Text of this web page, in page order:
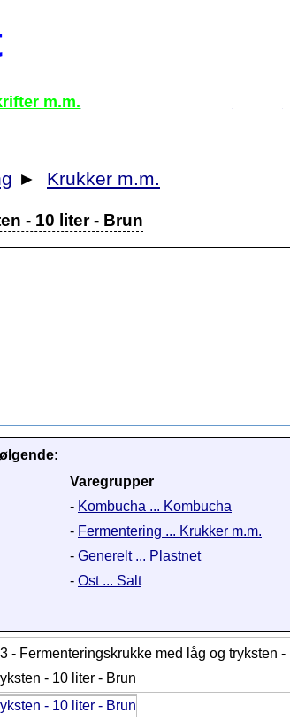
m.m.
► Krukker m.m.
- 10 liter - Brun
Varegrupper
- Kombucha ... Kombucha
- Fermentering ... Krukker m.m.
- Generelt ... Plastnet
- Ost ... Salt